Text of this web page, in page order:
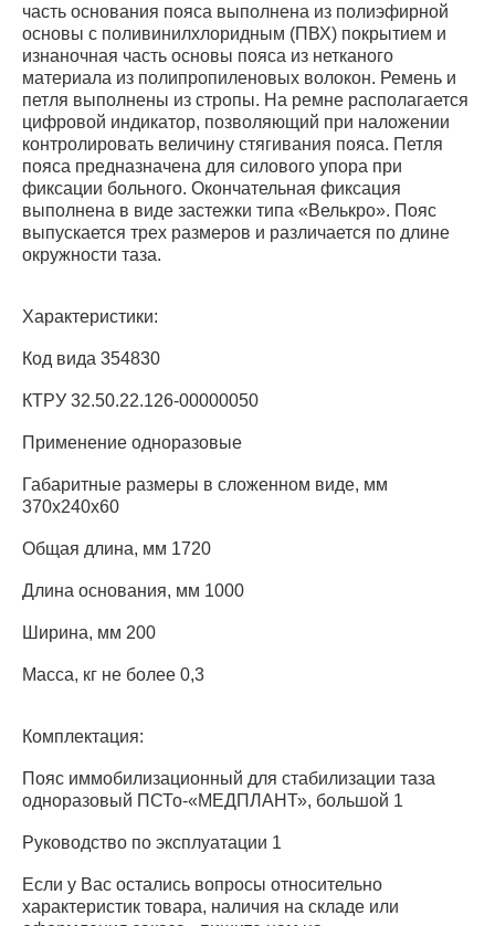
часть основания пояса выполнена из полиэфирной
основы с поливинилхлоридным (ПВХ) покрытием и
изнаночная часть основы пояса из нетканого
материала из полипропиленовых волокон. Ремень и
петля выполнены из стропы. На ремне располагается
цифровой индикатор, позволяющий при наложении
контролировать величину стягивания пояса. Петля
пояса предназначена для силового упора при
фиксации больного. Окончательная фиксация
выполнена в виде застежки типа «Велькро». Пояс
выпускается трех размеров и различается по длине
окружности таза.
Характеристики:
Код вида 354830
КТРУ 32.50.22.126-00000050
Применение одноразовые
Габаритные размеры в сложенном виде, мм
370х240х60
Общая длина, мм 1720
Длина основания, мм 1000
Ширина, мм 200
Масса, кг не более 0,3
Комплектация:
Пояс иммобилизационный для стабилизации таза
одноразовый ПСТо-«МЕДПЛАНТ», большой 1
Руководство по эксплуатации 1
Если у Вас остались вопросы относительно
характеристик товара, наличия на складе или